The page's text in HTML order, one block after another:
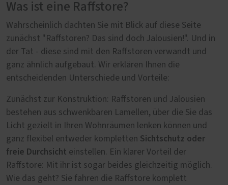
Was ist eine Raffstore?
Wahrscheinlich dachten Sie mit Blick auf diese Seite
zunächst "Raffstoren? Das sind doch Jalousien!". Und in
der Tat - diese sind mit den Raffstoren verwandt und
ganz ähnlich aufgebaut. Wir erklären Ihnen die
entscheidenden Unterschiede und Vorteile:
Zunächst zur Konstruktion: Raffstoren und Jalousien
bestehen aus schwenkbaren Lamellen, über die Sie das
Licht gezielt in Ihren Wohnräumen lenken können und
ganz flexibel entweder kompletten Sichtschutz oder
freie Durchsicht einstellen. Ein klarer Vorteil der
Raffstore: Mit ihr ist sogar beides gleichzeitig möglich.
Wie das geht? Sie fahren die Raffstore komplett